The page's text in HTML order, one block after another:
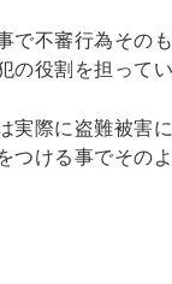
で不審行為その
の役割を担ってい
実際に盗難被害
つける事でその